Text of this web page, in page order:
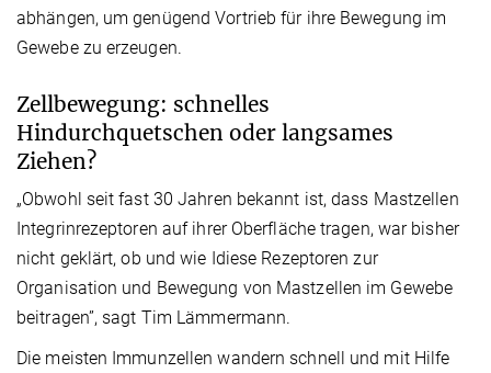
abhängen, um genügend Vortrieb für ihre Bewegung im
Gewebe zu erzeugen.
Zellbewegung: schnelles
Hindurchquetschen oder langsames
Ziehen?
„Obwohl seit fast 30 Jahren bekannt ist, dass Mastzellen
Integrinrezeptoren auf ihrer Oberfläche tragen, war bisher
nicht geklärt, ob und wie Idiese Rezeptoren zur
Organisation und Bewegung von Mastzellen im Gewebe
beitragen”, sagt Tim Lämmermann.
Die meisten Immunzellen wandern schnell und mit Hilfe